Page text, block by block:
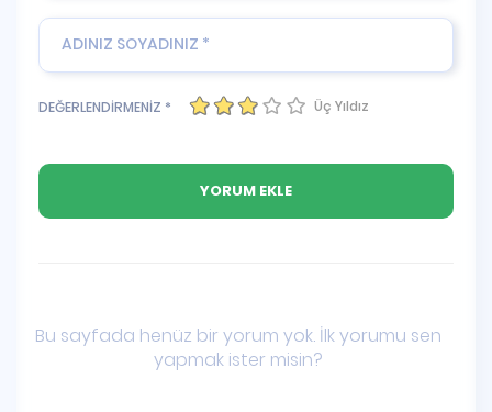
DEĞERLENDİRMENİZ * Üç Yıldız
Bu sayfada henüz bir yorum yok. İlk yorumu sen
yapmak ister misin?